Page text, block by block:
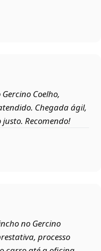
Coelho,
Chegada ágil,
Recomendo!
no Gercino
processo